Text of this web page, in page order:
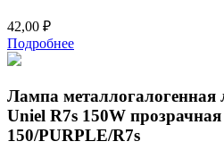
42,00 ₽
Подробнее
Лампа металлогалогенная
Uniel R7s 150W
150/PURPLE/R7s